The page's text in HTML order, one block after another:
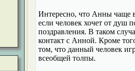
Интересно, что Анны чаще
если человек хочет от душ
поздравления. В таком
контакт с Анной. Кроме
том, что данный человек
всеобщей толпы.